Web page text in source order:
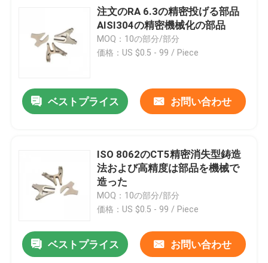
注文のRA 6.3の精密投げる部品
AISI304の精密機械化の部品
MOQ：10の部分/部分
価格：US $0.5 - 99 / Piece
ベストプライス お問い合わせ
ISO 8062のCT5精密消失型鋳造
法および高精度は部品を機械で
造った
MOQ：10の部分/部分
価格：US $0.5 - 99 / Piece
ベストプライス お問い合わせ